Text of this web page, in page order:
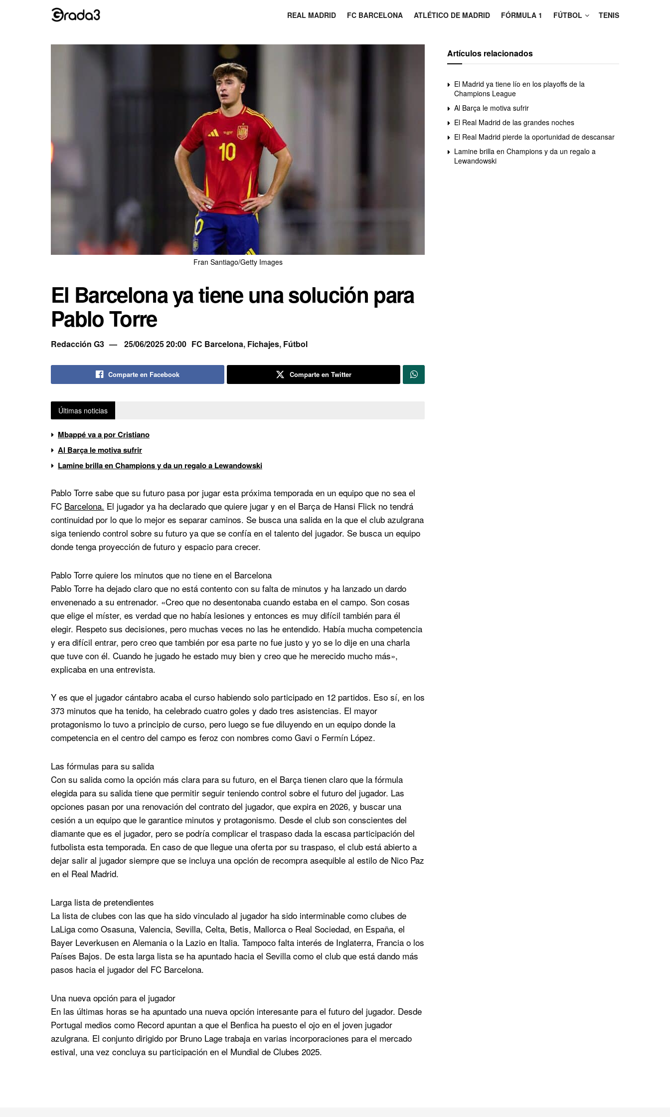
REAL MADRID FC BARCELONA ATLÉTICO DE MADRID FÓRMULA 1 FÚTBOL TENIS
Fran Santiago/Getty Images
El Barcelona ya tiene una solución para
Pablo Torre
Redacción G3 25/06/2025 20:00 FC Barcelona, Fichajes, Fútbol
Comparte en Facebook Comparte en Twitter
Últimas noticias
Mbappé va a por Cristiano
Al Barça le motiva sufrir
Lamine brilla en Champions y da un regalo a Lewandowski
Pablo Torre sabe que su futuro pasa por jugar esta próxima temporada en un equipo que no sea el
FC Barcelona. El jugador ya ha declarado que quiere jugar y en el Barça de Hansi Flick no tendrá
continuidad por lo que lo mejor es separar caminos. Se busca una salida en la que el club azulgrana
siga teniendo control sobre su futuro ya que se confía en el talento del jugador. Se busca un equipo
donde tenga proyección de futuro y espacio para crecer.
Pablo Torre quiere los minutos que no tiene en el Barcelona
Pablo Torre ha dejado claro que no está contento con su falta de minutos y ha lanzado un dardo
envenenado a su entrenador. «Creo que no desentonaba cuando estaba en el campo. Son cosas
que elige el míster, es verdad que no había lesiones y entonces es muy difícil también para él
elegir. Respeto sus decisiones, pero muchas veces no las he entendido. Había mucha competencia
y era difícil entrar, pero creo que también por esa parte no fue justo y yo se lo dije en una charla
que tuve con él. Cuando he jugado he estado muy bien y creo que he merecido mucho más»,
explicaba en una entrevista.
Y es que el jugador cántabro acaba el curso habiendo solo participado en 12 partidos. Eso sí, en los
373 minutos que ha tenido, ha celebrado cuatro goles y dado tres asistencias. El mayor
protagonismo lo tuvo a principio de curso, pero luego se fue diluyendo en un equipo donde la
competencia en el centro del campo es feroz con nombres como Gavi o Fermín López.
Las fórmulas para su salida
Con su salida como la opción más clara para su futuro, en el Barça tienen claro que la fórmula
elegida para su salida tiene que permitir seguir teniendo control sobre el futuro del jugador. Las
opciones pasan por una renovación del contrato del jugador, que expira en 2026, y buscar una
cesión a un equipo que le garantice minutos y protagonismo. Desde el club son conscientes del
diamante que es el jugador, pero se podría complicar el traspaso dada la escasa participación del
futbolista esta temporada. En caso de que llegue una oferta por su traspaso, el club está abierto a
dejar salir al jugador siempre que se incluya una opción de recompra asequible al estilo de Nico Paz
en el Real Madrid.
Larga lista de pretendientes
La lista de clubes con las que ha sido vinculado al jugador ha sido interminable como clubes de
LaLiga como Osasuna, Valencia, Sevilla, Celta, Betis, Mallorca o Real Sociedad, en España, el
Bayer Leverkusen en Alemania o la Lazio en Italia. Tampoco falta interés de Inglaterra, Francia o los
Países Bajos. De esta larga lista se ha apuntado hacia el Sevilla como el club que está dando más
pasos hacia el jugador del FC Barcelona.
Una nueva opción para el jugador
En las últimas horas se ha apuntado una nueva opción interesante para el futuro del jugador. Desde
Portugal medios como Record apuntan a que el Benfica ha puesto el ojo en el joven jugador
azulgrana. El conjunto dirigido por Bruno Lage trabaja en varias incorporaciones para el mercado
estival, una vez concluya su participación en el Mundial de Clubes 2025.
Artículos relacionados
El Madrid ya tiene lío en los playoffs de la
Champions League
Al Barça le motiva sufrir
El Real Madrid de las grandes noches
El Real Madrid pierde la oportunidad de descansar
Lamine brilla en Champions y da un regalo a
Lewandowski